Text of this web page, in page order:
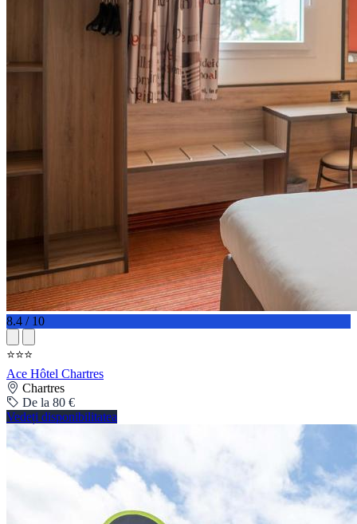
8.4 / 10
⭐⭐⭐
Ace Hôtel Chartres
Chartres
De la 80 €
Vedeți disponibilitatea